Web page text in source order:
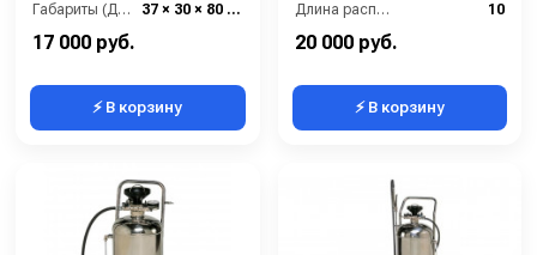
Габариты (ДхШхВ):
37 × 30 × 80 см
17 000 руб.
⚡ В корзину
Длина распылительного шланга (м):
10
20 000 руб.
⚡ В корзину